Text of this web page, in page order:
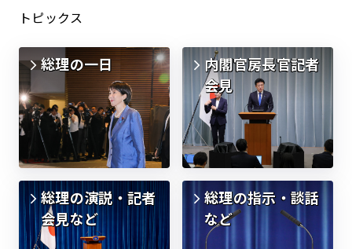
トピックス
総理の一日
内閣官房長官記者
会見
総理の演説・記者
会見など
総理の指示・談話
など